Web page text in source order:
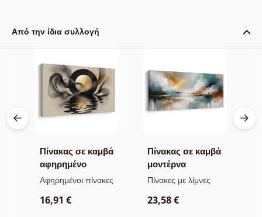
Από την ίδια συλλογή
Πίνακας σε καμβά
αφηρημένο
φεγγάρι κοντά στο
Αφηρημένοι πίνακες
16,91 €
Πίνακας σε καμβά
μοντέρνα
αφαίρεση με φύση
Πίνακες με λίμνες
23,58 €